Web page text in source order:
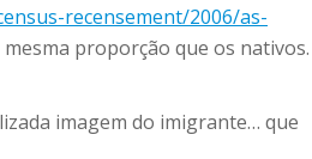
recensement/2006/as-
proporção que os nativos.
imagem do imigrante… que